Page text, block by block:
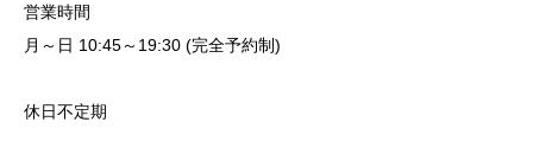
営業時間
月～日 10:45～19:30 (完全予約制)
休日不定期